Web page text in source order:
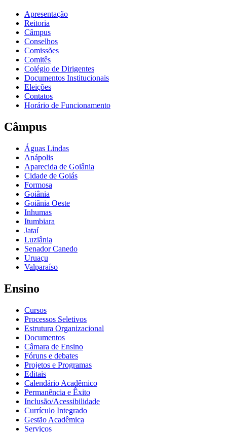
Apresentação
Reitoria
Câmpus
Conselhos
Comissões
Comitês
Colégio de Dirigentes
Documentos Institucionais
Eleições
Contatos
Horário de Funcionamento
Câmpus
Águas Lindas
Anápolis
Aparecida de Goiânia
Cidade de Goiás
Formosa
Goiânia
Goiânia Oeste
Inhumas
Itumbiara
Jataí
Luziânia
Senador Canedo
Uruaçu
Valparaíso
Ensino
Cursos
Processos Seletivos
Estrutura Organizacional
Documentos
Câmara de Ensino
Fóruns e debates
Projetos e Programas
Editais
Calendário Acadêmico
Permanência e Êxito
Inclusão/Acessibilidade
Currículo Integrado
Gestão Acadêmica
Serviços